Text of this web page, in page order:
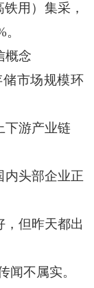
用）集采，
念
市场规模环
游产业链
头部企业正
但昨天都出
不属实。